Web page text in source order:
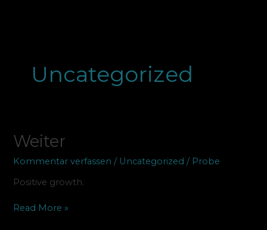
Uncategorized
Weiter
Kommentar verfassen / Uncategorized / Probe
Positive growth.
Weiter
Read More »